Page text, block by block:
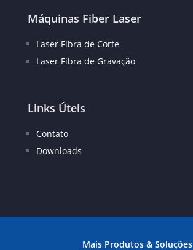
Máquinas Fiber Laser
Laser Fibra de Corte
Laser Fibra de Gravação
Links Úteis
Contato
Downloads
Mais Produtos & Soluções